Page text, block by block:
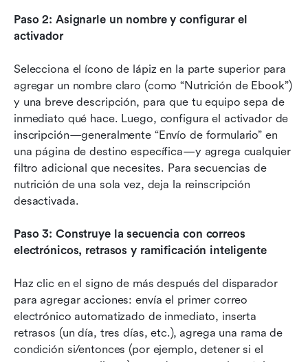
Paso 2: Asignarle un nombre y configurar el
activador
Selecciona el ícono de lápiz en la parte superior para
agregar un nombre claro (como “Nutrición de Ebook”)
y una breve descripción, para que tu equipo sepa de
inmediato qué hace. Luego, configura el activador de
inscripción—generalmente “Envío de formulario” en
una página de destino específica—y agrega cualquier
filtro adicional que necesites. Para secuencias de
nutrición de una sola vez, deja la reinscripción
desactivada.
Paso 3: Construye la secuencia con correos
electrónicos, retrasos y ramificación inteligente
Haz clic en el signo de más después del disparador
para agregar acciones: envía el primer correo
electrónico automatizado de inmediato, inserta
retrasos (un día, tres días, etc.), agrega una rama de
condición si/entonces (por ejemplo, detener si el